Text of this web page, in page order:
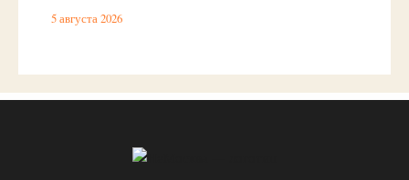
5 августа 2026